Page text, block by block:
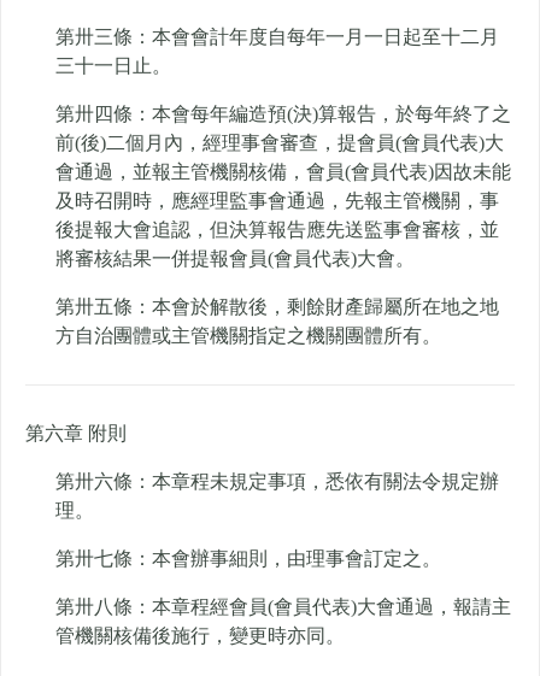
第卅三條：本會會計年度自每年一月一日起至十二月
三十一日止。
第卅四條：本會每年編造預(決)算報告，於每年終了之
前(後)二個月內，經理事會審查，提會員(會員代表)大
會通過，並報主管機關核備，會員(會員代表)因故未能
及時召開時，應經理監事會通過，先報主管機關，事
後提報大會追認，但決算報告應先送監事會審核，並
將審核結果一併提報會員(會員代表)大會。
第卅五條：本會於解散後，剩餘財產歸屬所在地之地
方自治團體或主管機關指定之機關團體所有。
第六章 附則
第卅六條：本章程未規定事項，悉依有關法令規定辦
理。
第卅七條：本會辦事細則，由理事會訂定之。
第卅八條：本章程經會員(會員代表)大會通過，報請主
管機關核備後施行，變更時亦同。